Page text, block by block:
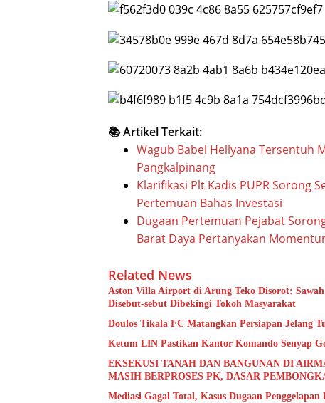
📚 Artikel Terkait:
Wagub Babel Hellyana Tersentuh
Pangkalpinang
Klarifikasi Plt Kadis PUPR Sorong
Pertemuan Bahas Investasi
Dugaan Pertemuan Pejabat
Barat Daya Pertanyakan
Related News
Aston Villa Airport di Arung Teko Disorot:
Disebut-sebut Dibekingi Tokoh Masyarakat
Doulos Tikala FC Matangkan Persiapan Jelang
Ketum LIN Pastikan Kantor Komando Senyap
EKSEKUSI TANAH DAN BANGUNAN DI
MASIH BERPROSES PK, DASAR
Mediasi Gagal Total, Kasus Dugaan